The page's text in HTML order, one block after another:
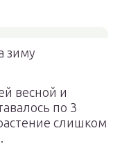
зиму
весной и
по 3
слишком